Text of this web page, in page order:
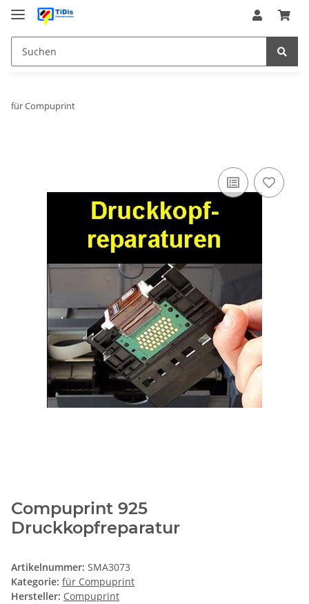
für Compuprint
Compuprint 925
Druckkopfreparatur
Artikelnummer: SMA3073
Kategorie: für Compuprint
Hersteller: Compuprint